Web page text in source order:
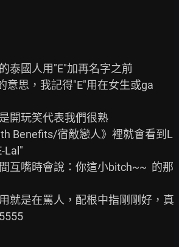
泰國人用"E"加再名字之前
意思，我記得"E"用在女生或ga
開玩笑代表我們很熟
Benefits/宿敵戀人》裡就會看到L
Lal"
互嘴時會說：你這小bitch~~  的那
就是在罵人，配根中指剛剛好，真